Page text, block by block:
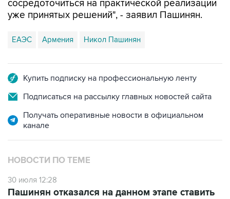
ЕАЭС Армения Никол Пашинян
Подписаться на рассылку главных новостей сайта
Получать оперативные новости в официальном
НОВОСТИ ПО ТЕМЕ
30 июля 12:28
Армению перед выбором между ЕАЭС и ЕС